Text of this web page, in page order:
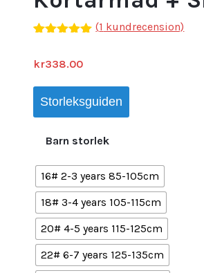
baserat på
(1 kundrecension)
kr338.00
Storleksguiden
Barn storlek
16# 2-3 years 85-105cm
18# 3-4 years 105-115cm
20# 4-5 years 115-125cm
22# 6-7 years 125-135cm